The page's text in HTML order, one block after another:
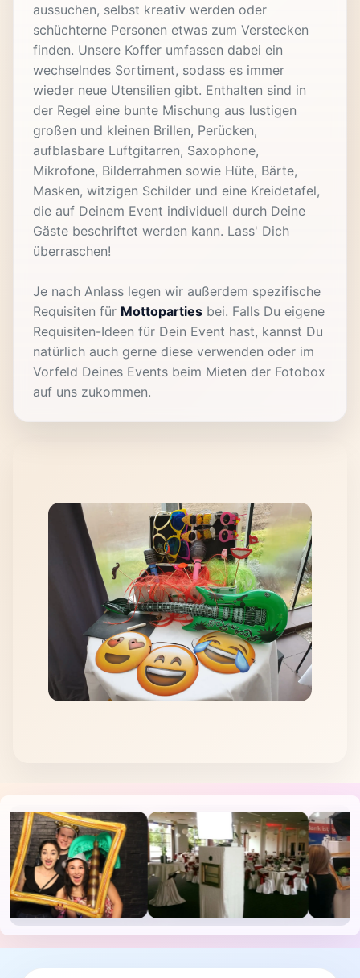
aussuchen, selbst kreativ werden oder
schüchterne Personen etwas zum Verstecken
finden. Unsere Koffer umfassen dabei ein
wechselndes Sortiment, sodass es immer
wieder neue Utensilien gibt. Enthalten sind in
der Regel eine bunte Mischung aus lustigen
großen und kleinen Brillen, Perücken,
aufblasbare Luftgitarren, Saxophone,
Mikrofone, Bilderrahmen sowie Hüte, Bärte,
Masken, witzigen Schilder und eine Kreidetafel,
die auf Deinem Event individuell durch Deine
Gäste beschriftet werden kann. Lass' Dich
überraschen!
Je nach Anlass legen wir außerdem spezifische
Requisiten für Mottoparties bei. Falls Du eigene
Requisiten-Ideen für Dein Event hast, kannst Du
natürlich auch gerne diese verwenden oder im
Vorfeld Deines Events beim Mieten der Fotobox
auf uns zukommen.